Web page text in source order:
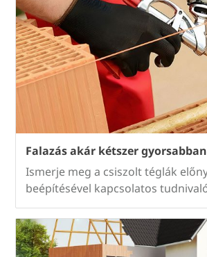
Falazás akár kétszer
Ismerje meg a csiszolt téglák
beépítésével kapcsolatos